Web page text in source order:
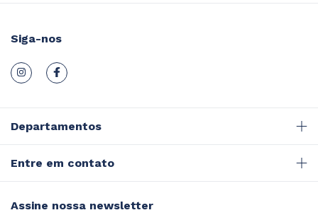
Siga-nos
Departamentos
Entre em contato
Assine nossa newsletter